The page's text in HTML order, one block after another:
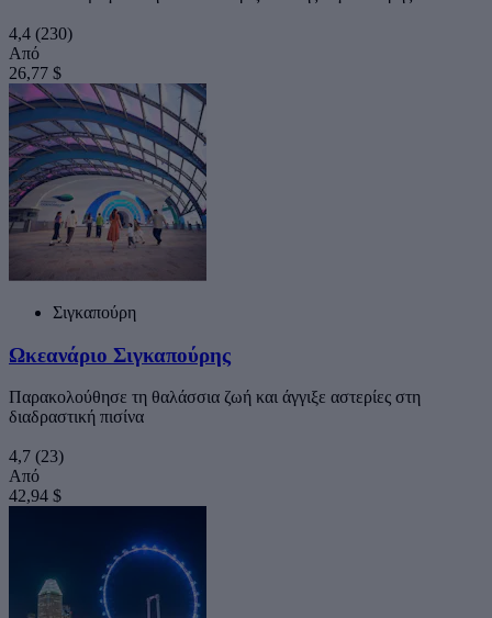
4,4 (230)
Από
26,77 $
Σιγκαπούρη
Ωκεανάριο Σιγκαπούρης
Παρακολούθησε τη θαλάσσια ζωή και άγγιξε αστερίες στη
διαδραστική πισίνα
4,7 (23)
Από
42,94 $